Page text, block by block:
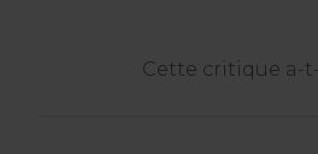
Cette critique a-